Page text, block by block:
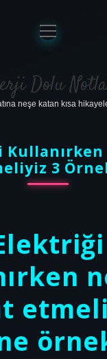
Anasayfa
Gizlilik Politikası
Yasal Uyarı
menüyü
aç
Dolu
neşe katan kısa
Kullanırken
3